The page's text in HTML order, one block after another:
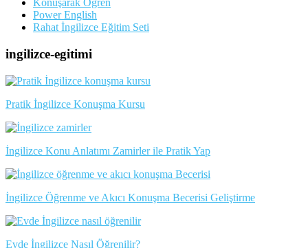
Konuşarak Öğren
Power English
Rahat İngilizce Eğitim Seti
ingilizce-egitimi
Pratik İngilizce Konuşma Kursu
İngilizce Konu Anlatımı Zamirler ile Pratik Yap
İngilizce Öğrenme ve Akıcı Konuşma Becerisi Geliştirme
Evde İngilizce Nasıl Öğrenilir?